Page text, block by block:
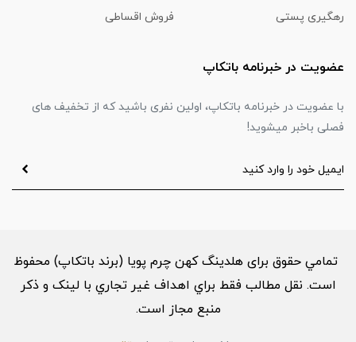
رهگیری پستی فروش اقساطی
عضویت در خبرنامه باتکاپ
با عضویت در خبرنامه باتکاپ، اولین نفری باشید که از تخفیف های
فصلی باخبر میشوید!
تمامي حقوق برای هلدینگ کهن چرم پویا (برند باتکاپ) محفوظ
است. نقل مطالب فقط براي اهداف غير تجاري با لینک و ذکر
منبع مجاز است.